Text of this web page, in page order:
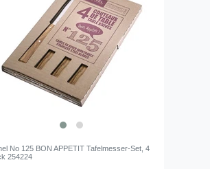
No 125 BON APPETIT Tafelmesser-Set, 4
254224